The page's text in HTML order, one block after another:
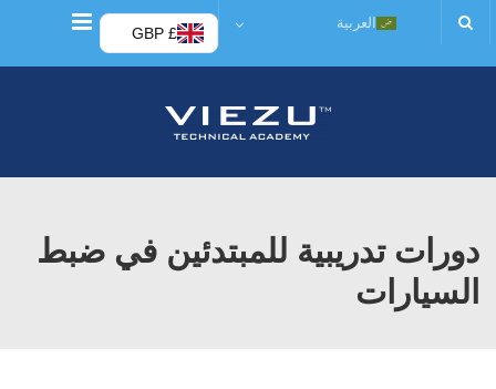
قائمة £ GBP
العربية
دورات تدريبية للمبتدئين في ضبط
السيارات